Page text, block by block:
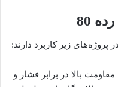
80
پروژه‌های زیر کاربرد دارند:
مقاومت بالا در برابر فشار و